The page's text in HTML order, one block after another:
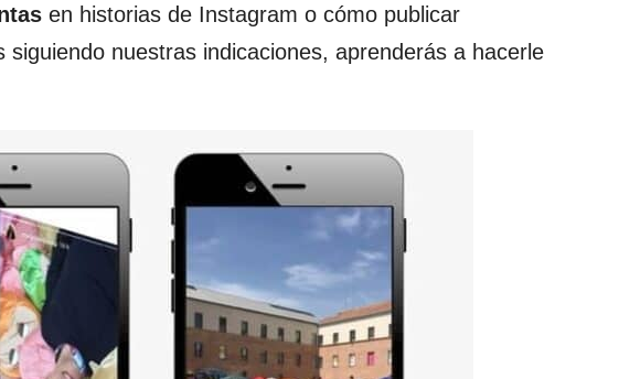
en historias de Instagram o cómo publicar
nuestras indicaciones, aprenderás a hacerle